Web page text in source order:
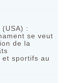
:
se veut
de la
et sportifs au